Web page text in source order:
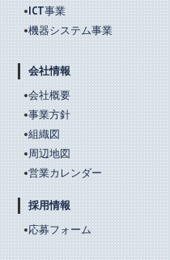
ICT事業
機器システム事業
会社情報
会社概要
事業方針
組織図
周辺地図
営業カレンダー
採用情報
応募フォーム